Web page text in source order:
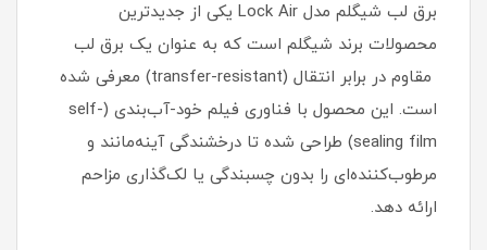
برق لب شیگلم مدل Lock Air یکی از جدیدترین
محصولات برند شیگلم است که به عنوان یک برق لب
مقاوم در برابر انتقال (transfer-resistant) معرفی شده
است. این محصول با فناوری فیلم خود-آب‌بندی (self-
sealing film) طراحی شده تا درخشندگی آینه‌مانند و
مرطوب‌کننده‌ای را بدون چسبندگی یا لک‌گذاری مزاحم
ارائه دهد.